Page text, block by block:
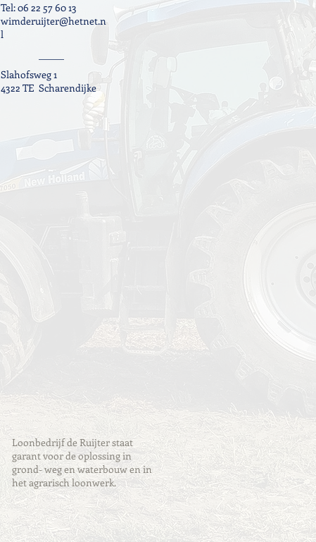
Tel: 06 22 57 60 13
wimderuijter@hetnet.n
l
Slahofsweg 1
4322 TE Scharendijke
Loonbedrijf de Ruijter staat
garant voor de oplossing in
grond- weg en waterbouw en in
het agrarisch loonwerk.